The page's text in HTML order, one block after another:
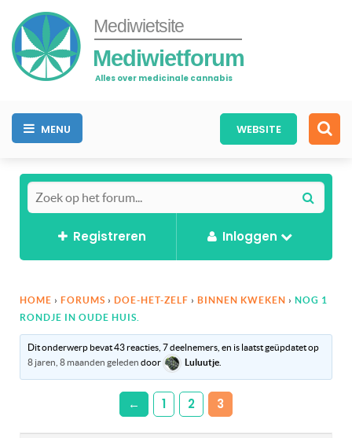
Mediwietsite
Mediwietforum
Alles over medicinale cannabis
MENU WEBSITE
Registreren Inloggen
HOME › FORUMS › DOE-HET-ZELF › BINNEN KWEKEN › NOG 1
RONDJE IN OUDE HUIS.
Dit onderwerp bevat 43 reacties, 7 deelnemers, en is laatst geüpdatet op
8 jaren, 8 maanden geleden door Luluutje
← 1 2 3